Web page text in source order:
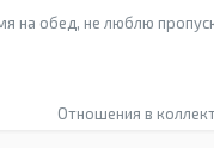
на обед, не люблю
Отношения в